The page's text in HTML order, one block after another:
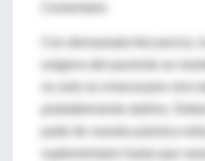
oxígeno del paciente se
parte de nuestra práctica
suplementario hasta que